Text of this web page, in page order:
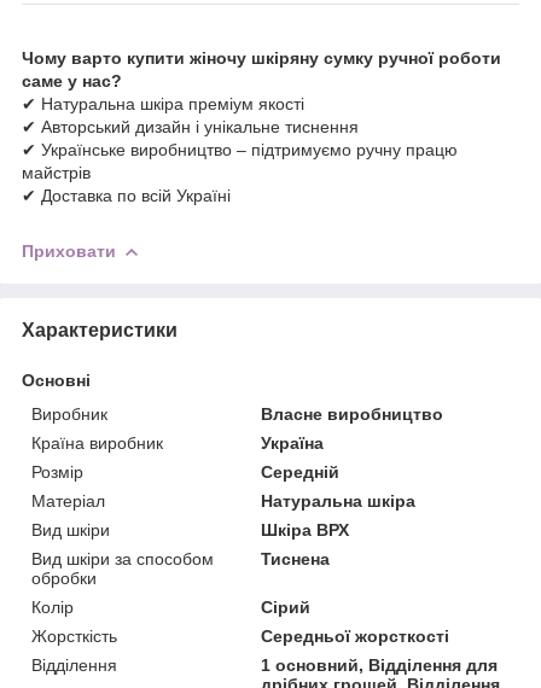
Чому варто купити жіночу шкіряну сумку ручної роботи
саме у нас?
✔ Натуральна шкіра преміум якості
✔ Авторський дизайн і унікальне тиснення
✔ Українське виробництво – підтримуємо ручну працю
майстрів
✔ Доставка по всій Україні
Приховати
Характеристики
Основні
Виробник
Власне виробництво
Країна виробник
Україна
Розмір
Середній
Матеріал
Натуральна шкіра
Вид шкіри
Шкіра ВРХ
Вид шкіри за способом
обробки
Тиснена
Колір
Сірий
Жорсткість
Середньої жорсткості
Відділення
1 основний, Відділення для
дрібних грошей, Відділення